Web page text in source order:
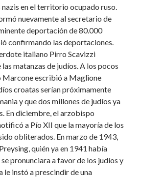
nazis en el territorio ocupado ruso.
nuevamente al secretario de
deportación de 80.000
confirmando las deportaciones.
italiano Pirro Scavizzi
matanzas de judíos. A los pocos
Marcone escribió a Maglione
croatas serían próximamente
y que dos millones de judíos ya
En diciembre, el arzobispo
a Pío XII que la mayoría de los
obliterados. En marzo de 1943,
quién ya en 1941 había
pronunciara a favor de los judíos y
le instó a prescindir de una